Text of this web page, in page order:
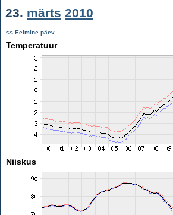
23. märts 2010
<< Eelmine päev
Temperatuur
Niiskus